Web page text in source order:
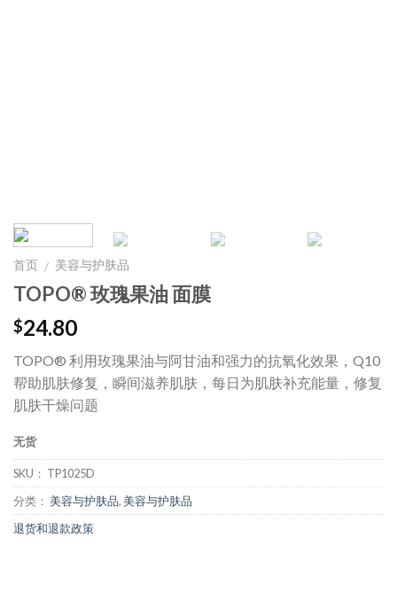
首页 / 美容与护肤品
TOPO® 玫瑰果油 面膜
$24.80
TOPO® 利用玫瑰果油与阿甘油和强力的抗氧化效果，Q10
帮助肌肤修复，瞬间滋养肌肤，每日为肌肤补充能量，修复
肌肤干燥问题
无货
SKU： TP1025D
分类： 美容与护肤品,美容与护肤品
退货和退款政策